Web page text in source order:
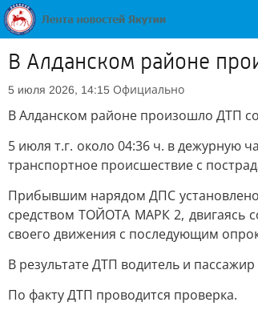
В Алданском районе
5 июля 2026, 14:15 Официально
В Алданском районе произошло ДТП
5 июля т.г. около 04:36 ч. в дежурную
транспортное происшествие с
Прибывшим нарядом ДПС
средством ТОЙОТА МАРК 2, двигаясь
своего движения с последующим
В результате ДТП водитель и
По факту ДТП проводится проверка.